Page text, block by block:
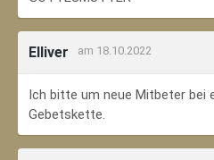
Elliver am 18.10.2022
Ich bitte um neue Mitbeter bei
Gebetskette.